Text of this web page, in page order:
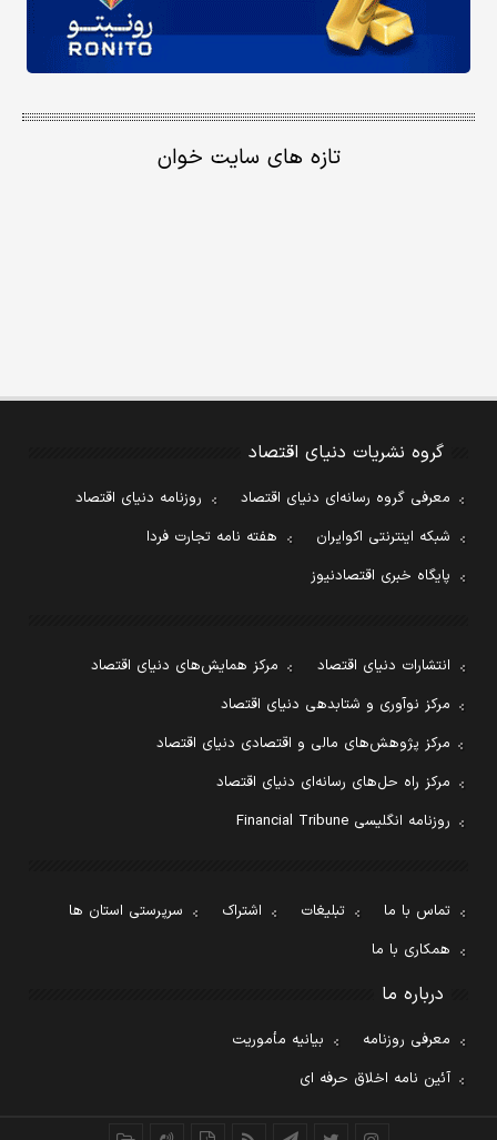
تازه های سایت خوان
گروه نشریات دنیای اقتصاد
معرفی گروه رسانه‌ای دنیای اقتصاد
روزنامه دنیای اقتصاد
شبکه اینترنتی اکوایران
هفته نامه تجارت فردا
پایگاه خبری اقتصادنیوز
انتشارات دنیای اقتصاد
مرکز همایش‌های دنیای اقتصاد
مرکز نوآوری و شتابدهی دنیای اقتصاد
مرکز پژوهش‌های مالی و اقتصادی دنیای اقتصاد
مرکز راه حل‌های رسانه‌ای دنیای اقتصاد
روزنامه انگلیسی Financial Tribune
تماس با ما تبلیغات اشتراک
سرپرستی استان ها
همکاری با ما
درباره ما
معرفی روزنامه
بیانیه مأموریت
آئین نامه اخلاق حرفه ای